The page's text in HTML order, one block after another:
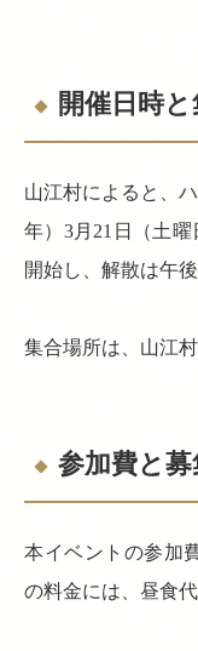
開催日時
山江村によると、
年）3月21日（土
開始し、解散は午
集合場所は、山江
参加費と募
本イベントの参加
の料金には、昼食